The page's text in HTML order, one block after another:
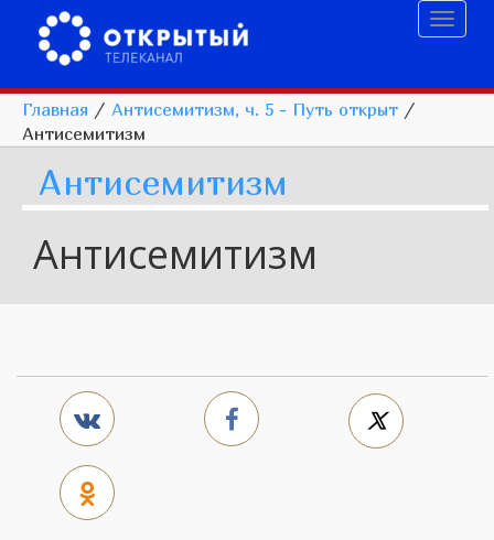
Главная / Антисемитизм, ч. 5 - Путь открыт /
Антисемитизм
Антисемитизм
Антисемитизм